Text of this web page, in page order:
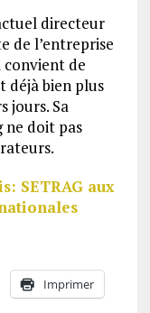
directeur
de l’entreprise
de
déjà bien plus
jours. Sa
ne doit pas
SETRAG aux
Imprimer